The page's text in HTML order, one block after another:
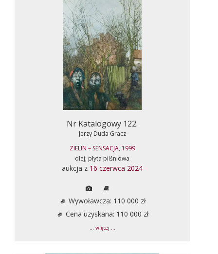
Nr Katalogowy 122.
Jerzy Duda Gracz
ZIELIN – SENSACJA, 1999
olej, płyta pilśniowa
aukcja z 16 czerwca 2024
Wywoławcza: 110 000 zł
Cena uzyskana: 110 000 zł
... więcej ...